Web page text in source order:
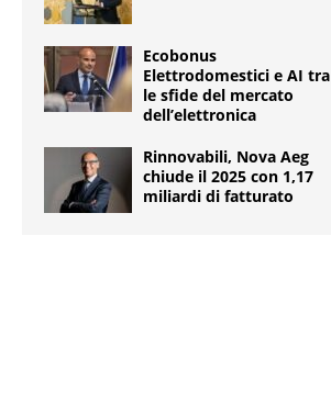
Ecobonus
Elettrodomestici e AI tra
le sfide del mercato
dell’elettronica
Rinnovabili, Nova Aeg
chiude il 2025 con 1,17
miliardi di fatturato